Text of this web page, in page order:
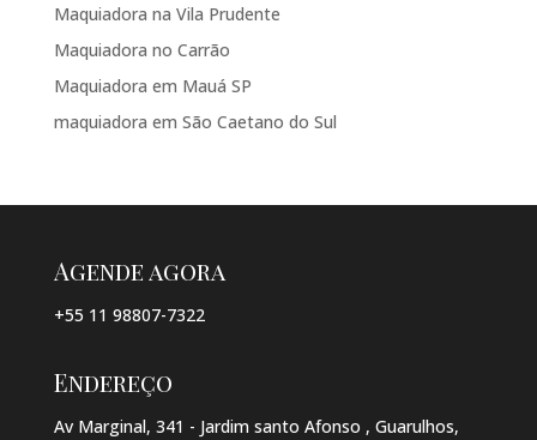
Maquiadora na Vila Prudente
Maquiadora no Carrão
Maquiadora em Mauá SP
maquiadora em São Caetano do Sul
Agende agora
+55 11 98807-7322
Endereço
Av Marginal, 341 - Jardim santo Afonso , Guarulhos,